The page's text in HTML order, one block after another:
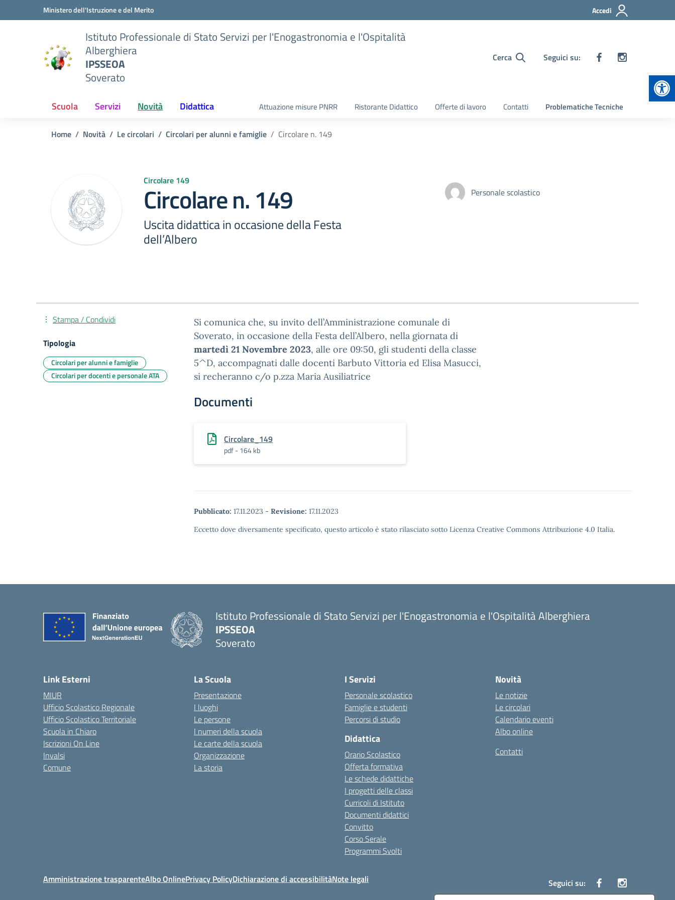
Vai ai contenuti
Vai al menu di navigazioneMinistero dell'Istruzione e del Merito Accedi
Istituto Professionale di Stato Servizi per l'Enogastronomia e l'Ospitalità
Alberghiera
IPSSEOA
Soverato
Cerca Seguici su:
Scuola Servizi Novità Didattica Attuazione misure PNRR Ristorante Didattico Offerte di lavoro Contatti Problematiche Tecniche
Home Novità Le circolari Circolari per alunni e famiglie Circolare n. 149
Circolare 149
Circolare n. 149
Uscita didattica in occasione della Festa
dell’Albero
Personale scolastico
Si comunica che, su invito dell’Amministrazione comunale di
Soverato, in occasione della Festa dell’Albero, nella giornata di
martedì 21 Novembre 2023, alle ore 09:50, gli studenti della classe
5^D, accompagnati dalle docenti Barbuto Vittoria ed Elisa Masucci,
si recheranno c/o p.zza Maria Ausiliatrice
Documenti
Circolare_149
pdf - 164 kb
Pubblicato: 17.11.2023 - Revisione: 17.11.2023
Eccetto dove diversamente specificato, questo articolo è stato rilasciato sotto Licenza Creative Commons Attribuzione 4.0 Italia.
Stampa / Condividi
Tipologia
Circolari per alunni e famiglie
Circolari per docenti e personale ATA
Istituto Professionale di Stato Servizi per l'Enogastronomia e l'Ospitalità Alberghiera
IPSSEOA
Soverato
Link Esterni
MIUR
Ufficio Scolastico Regionale
Ufficio Scolastico Territoriale
Scuola in Chiaro
Iscrizioni On Line
Invalsi
Comune
La Scuola
Presentazione
I luoghi
Le persone
I numeri della scuola
Le carte della scuola
Organizzazione
La storia
I Servizi
Personale scolastico
Famiglie e studenti
Percorsi di studio
Didattica
Orario Scolastico
Offerta formativa
Le schede didattiche
I progetti delle classi
Curricoli di Istituto
Documenti didattici
Convitto
Corso Serale
Programmi Svolti
Novità
Le notizie
Le circolari
Calendario eventi
Albo online
Contatti
Amministrazione trasparenteAlbo OnlinePrivacy PolicyDichiarazione di accessibilitàNote legali Seguici su: